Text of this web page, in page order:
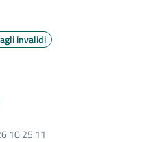
invalidi
10:25.11